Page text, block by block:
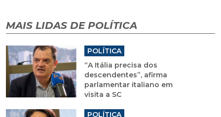
MAIS LIDAS DE POLÍTICA
POLÍTICA
“A Itália precisa dos
descendentes”, afirma
parlamentar italiano em
visita a SC
POLÍTICA